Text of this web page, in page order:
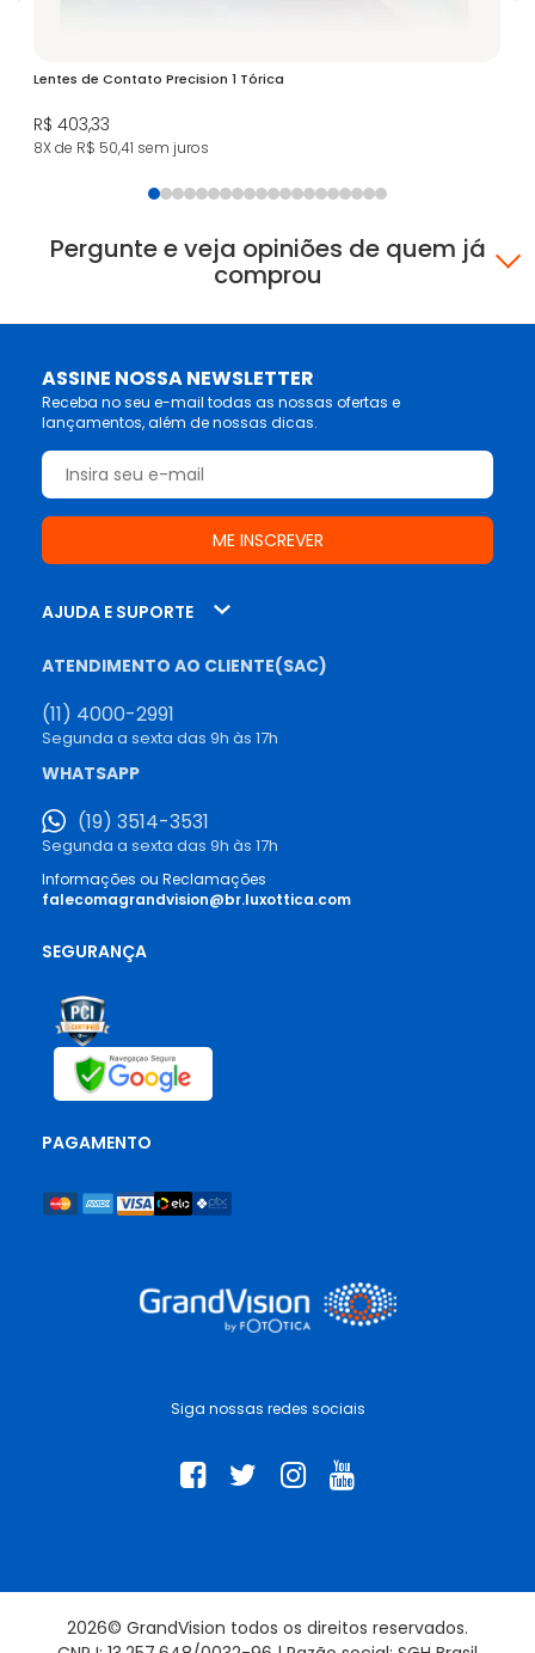
Lentes de Contato Precision 1 Tórica
R$ 403,33
8X de R$ 50,41 sem juros
Pergunte e veja opiniões de quem já
comprou
ASSINE NOSSA NEWSLETTER
Receba no seu e-mail todas as nossas ofertas e
lançamentos, além de nossas dicas.
Siga nossas redes sociais
AJUDA E SUPORTE
ATENDIMENTO AO CLIENTE(SAC)
(11) 4000-2991
Segunda a sexta das 9h às 17h
WHATSAPP
(19) 3514-3531
Segunda a sexta das 9h às 17h
Informações ou Reclamações
falecomagrandvision@br.luxottica.com
SEGURANÇA
PAGAMENTO
2026© GrandVision todos os direitos reservados.